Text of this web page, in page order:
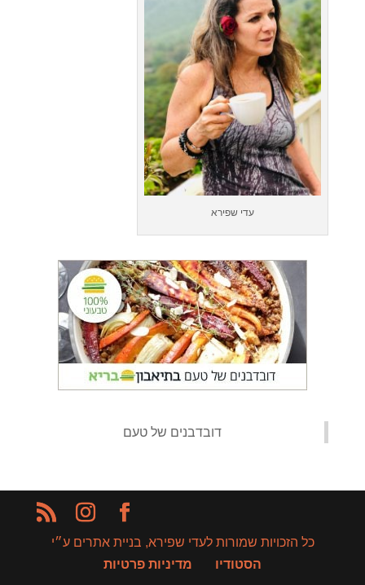
עדי שפירא
‏דובדבנים של טעם‏
כל הזכויות שמורות לעדי שפירא, בניית אתרים ע״י
הסטודיו
מדיניות פרטיות